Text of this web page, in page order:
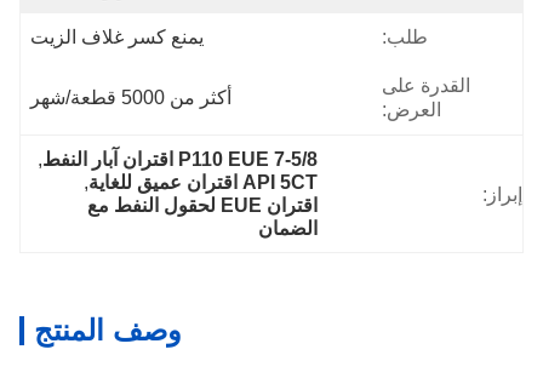
طلب: يمنع كسر غلاف الزيت
القدرة على
العرض:
أكثر من 5000 قطعة/شهر
إبراز:
7-5/8 P110 EUE اقتران آبار النفط
,
API 5CT اقتران عميق للغاية
,
اقتران EUE لحقول النفط مع
الضمان
وصف المنتج